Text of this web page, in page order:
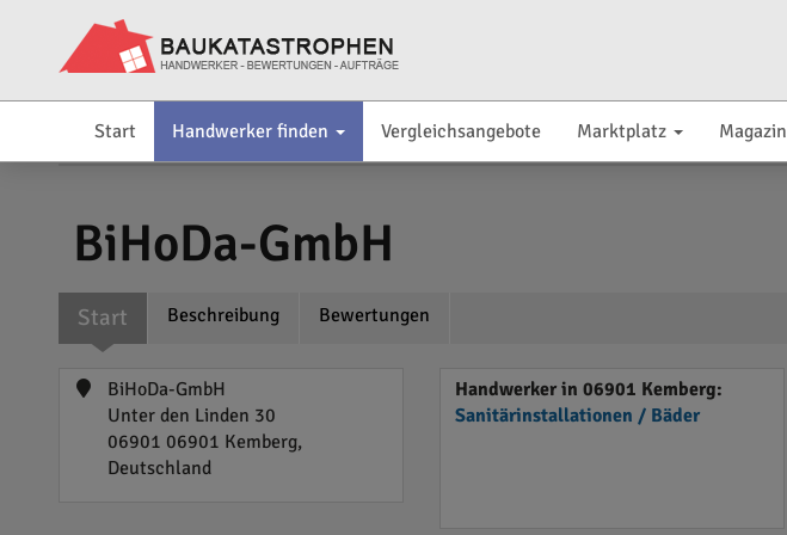
Start Handwerker finden Vergleichsangebote Marktplatz Magazin
BiHoDa-GmbH
Start Beschreibung Bewertungen
BiHoDa-GmbH
Unter den Linden 30
06901 06901 Kemberg,
Deutschland
Handwerker in 06901 Kemberg:
Sanitärinstallationen / Bäder